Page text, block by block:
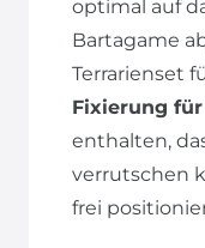
optimal auf
Bartagame
Terrarienset
Fixierung
enthalten,
verrutschen
frei